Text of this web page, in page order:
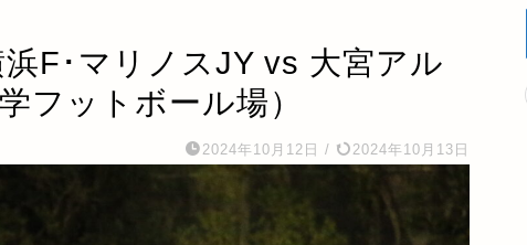
F･マリノスJY vs 大宮アル
フットボール場）
2024年10月12日 / 2024年10月13日